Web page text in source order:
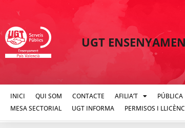
UGT
INICI QUI SOM CONTACTE AFILIA’T PÚBLICA
MESA SECTORIAL
UGT INFORMA PERMISOS I